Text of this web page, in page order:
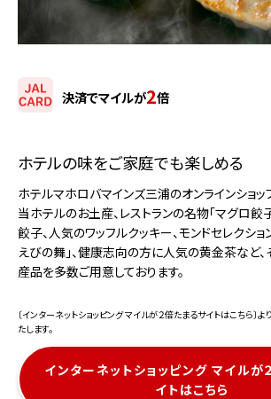
決済でマイルが2倍
ホテルの味をご家庭でも楽しめる
ホテルマホロバマインズ三浦のオンラインショッ
当ホテルのお土産、レストランの名物「マグロ餃
餃子、人気のワッフルクッキー、モンドセレクシ
えびの舞」、健康志向の方に人気の黄金茶など
産品を多数ご用意しております。
〔インターネットショッピング マイルが２倍たまるサイトはこちら〕
たします。
インターネットショッピング マイルが
イトはこちら